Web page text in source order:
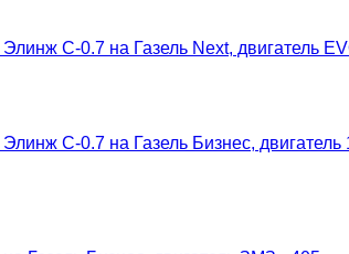
С-0.7 на Газель Next, двигатель
С-0.7 на Газель Бизнес, двигатель